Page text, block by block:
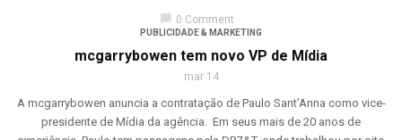
chat_bubble 0 Comment
PUBLICIDADE & MARKETING
mcgarrybowen tem novo VP de Mídia
mar 14
A mcgarrybowen anuncia a contratação de Paulo Sant’Anna como vice-
presidente de Mídia da agência. Em seus mais de 20 anos de